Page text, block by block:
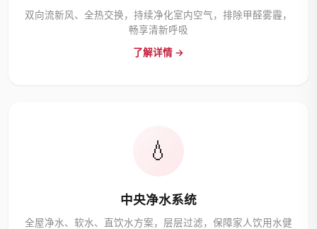
双向流新风、全热交换，持续净化室内空气，排除甲醛雾霾，
畅享清新呼吸
了解详情 →
💧
中央净水系统
全屋净水、软水、直饮水方案，层层过滤，保障家人饮用水健